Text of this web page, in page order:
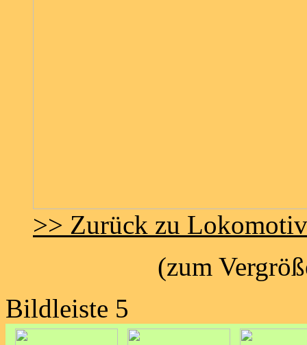
>> Zurück zu
(zum
Bildleiste 5